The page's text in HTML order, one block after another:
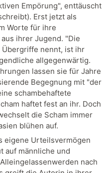
Empörung", enttäuscht
Erst jetzt als
Worte für ihre
ihrer Jugend. "Die
Übergriffe nennt, ist ihr
allgegenwärtig.
lassen sie für Jahre
Begegnung mit "der
schambehaftete
haftet fest an ihr. Doch
die Scham immer
blühen auf.
eigene Urteilsvermögen
auf männliche und
nach